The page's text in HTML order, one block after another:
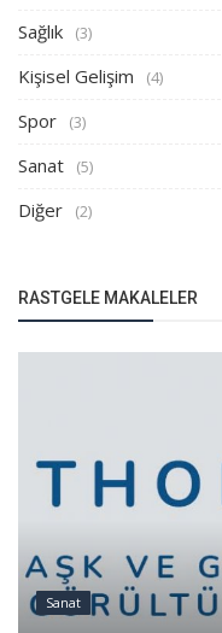
Sağlık (3)
Kişisel Gelişim (4)
Spor (3)
Sanat (5)
Diğer (2)
RASTGELE MAKALELER
Sanat